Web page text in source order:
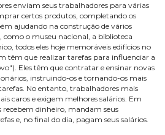
enviam seus trabalhadores para várias
certos produtos, completando os
ajudando na construção de vários
como o museu nacional, a biblioteca
todos eles hoje memoráveis ​​edifícios no
têm que realizar tarefas para influenciar a
Eles têm que contratar e ensinar novas
instruindo-os e tornando-os mais
No entanto, trabalhadores mais
caros e exigem melhores salários. Em
recebem dinheiro, mandam seus
e, no final do dia, pagam seus salários.